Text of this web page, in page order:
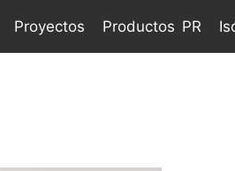
Proyectos Productos PR